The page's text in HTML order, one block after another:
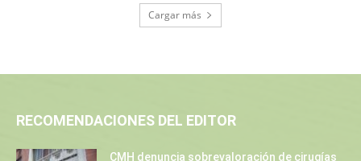
Cargar más
RECOMENDACIONES DEL EDITOR
CMH denuncia sobrevaloración de cirugías